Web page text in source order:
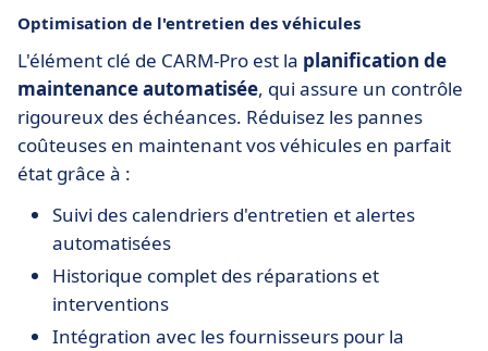
Optimisation de l'entretien des véhicules
L'élément clé de CARM-Pro est la planification de
maintenance automatisée, qui assure un contrôle
rigoureux des échéances. Réduisez les pannes
coûteuses en maintenant vos véhicules en parfait
état grâce à :
Suivi des calendriers d'entretien et alertes
automatisées
Historique complet des réparations et
interventions
Intégration avec les fournisseurs pour la